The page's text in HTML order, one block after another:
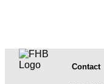
Contact